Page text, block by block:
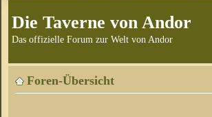
Die Taverne von Andor
Das offizielle Forum zur Welt von Andor
Foren-Übersicht